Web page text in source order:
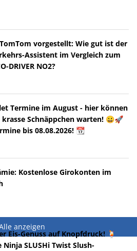
vorgestellt: Wie gut ist der
Assistent im Vergleich zum
DRIVER NO2?
Termine im August - hier können
krasse Schnäppchen warten! 😀🚀
bis 08.08.2026! 📆
Kostenlose Girokonten im
anzeigen
Eis-Genuss auf Knopfdruck! 🍹
Ninja SLUSHi Twist Slush-